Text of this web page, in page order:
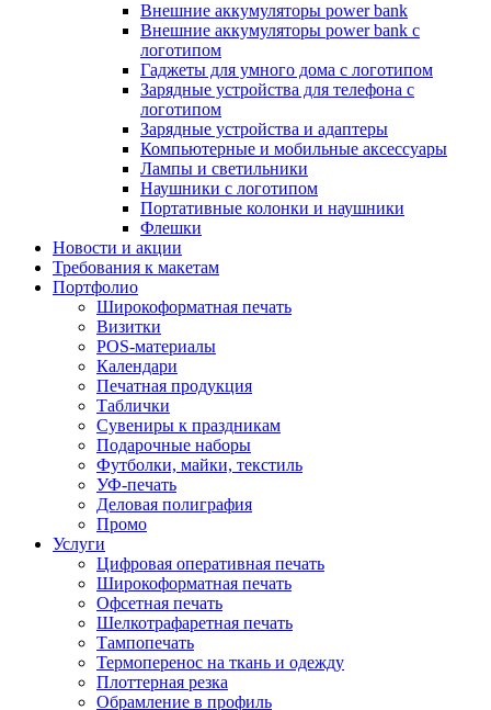
Внешние аккумуляторы power bank
Внешние аккумуляторы power bank с
логотипом
Гаджеты для умного дома с логотипом
Зарядные устройства для телефона с
логотипом
Зарядные устройства и адаптеры
Компьютерные и мобильные аксессуары
Лампы и светильники
Наушники с логотипом
Портативные колонки и наушники
Флешки
Новости и акции
Требования к макетам
Портфолио
Широкоформатная печать
Визитки
POS-материалы
Календари
Печатная продукция
Таблички
Сувениры к праздникам
Подарочные наборы
Футболки, майки, текстиль
УФ-печать
Деловая полиграфия
Промо
Услуги
Цифровая оперативная печать
Широкоформатная печать
Офсетная печать
Шелкотрафаретная печать
Тампопечать
Термоперенос на ткань и одежду
Плоттерная резка
Обрамление в профиль